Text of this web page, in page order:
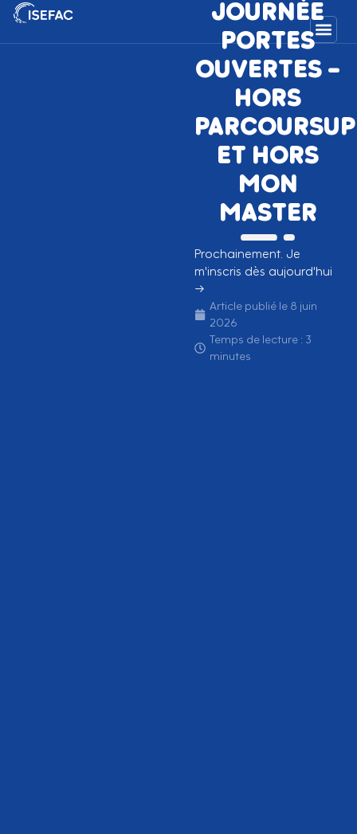
JOURNÉE
PORTES
OUVERTES –
HORS
PARCOURSUP
ET HORS
MON
MASTER
Prochainement. Je
m'inscris dès aujourd'hui
→
Article publié le 8 juin
2026
Temps de lecture : 3
minutes